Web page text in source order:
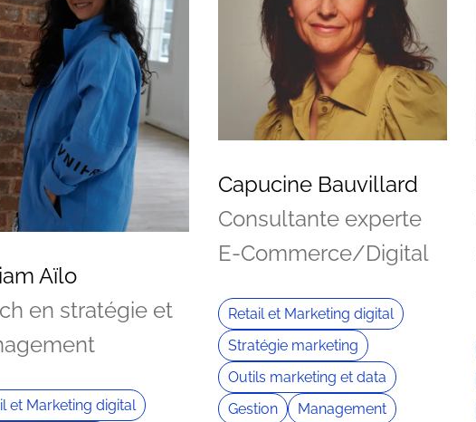
Aïlo
en stratégie et
et Marketing digital
Capucine Bauvillard
Consultante experte
E-Commerce/Digital
Retail et Marketing digital
Stratégie marketing
Outils marketing et data
Gestion
Management